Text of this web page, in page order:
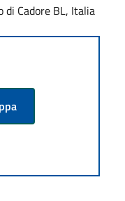
di Cadore BL, Italia